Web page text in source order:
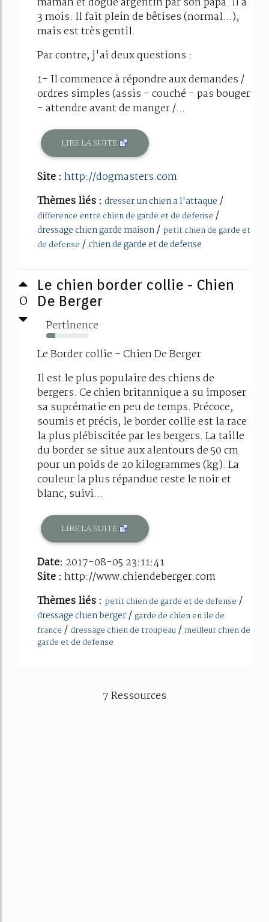
3 mois. Il fait plein de bêtises (normal...),
mais est très gentil.
Par contre, j'ai deux questions :
1- Il commence à répondre aux demandes /
ordres simples (assis - couché - pas bouger
- attendre avant de manger /...
LIRE LA SUITE
Site : http://dogmasters.com
Thèmes liés : dresser un chien a l'attaque /
difference entre chien de garde et de defense /
dressage chien garde maison/ petit chien de garde et
de defense / chien de garde et de defense
0
Le chien border collie - Chien
De Berger
Pertinence
21%
Le Border collie - Chien De Berger
Il est le plus populaire des chiens de
bergers. Ce chien britannique a su imposer
sa suprématie en peu de temps. Précoce,
soumis et précis, le border collie est la race
la plus plébiscitée par les bergers. La taille
du border se situe aux alentours de 50 cm
pour un poids de 20 kilogrammes (kg). La
couleur la plus répandue reste le noir et
blanc, suivi...
LIRE LA SUITE
Date: 2017-08-05 23:11:41
Site : http://www.chiendeberger.com
Thèmes liés : petit chien de garde et de defense /
dressage chien berger/ garde de chien en ile de
france / dressage chien de troupeau/ meilleur chien de
garde et de defense
7 Ressources